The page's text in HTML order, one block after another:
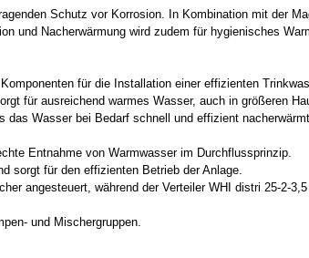
Schutz vor Korrosion. In Kombination mit der
und Nacherwärmung wird zudem für hygienisches
für die Installation einer effizienten
für ausreichend warmes Wasser, auch in größeren
Wasser bei Bedarf schnell und effizient
Entnahme von Warmwasser im Durchflussprinzip.
sorgt für den effizienten Betrieb der Anlage.
angesteuert, während der Verteiler WHI distri 25-2-
und Mischergruppen.